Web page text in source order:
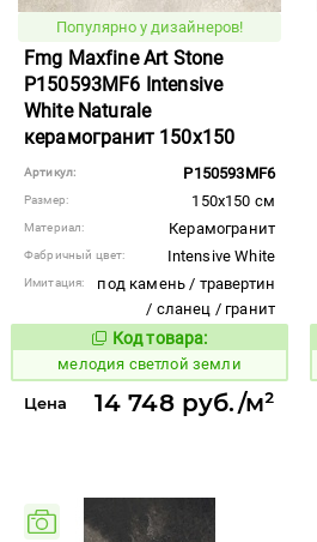
Популярно у дизайнеров!
Fmg Maxfine Art Stone
P150593MF6 Intensive
White Naturale
керамогранит 150x150
Артикул: P150593MF6
Размер: 150x150 см
Материал: Керамогранит
Фабричный цвет: Intensive White
Имитация:
под камень / травертин
/ сланец / гранит
Код товара:
963530 Код товара:
мелодия светлой земли
Цена 14 748 руб./м²